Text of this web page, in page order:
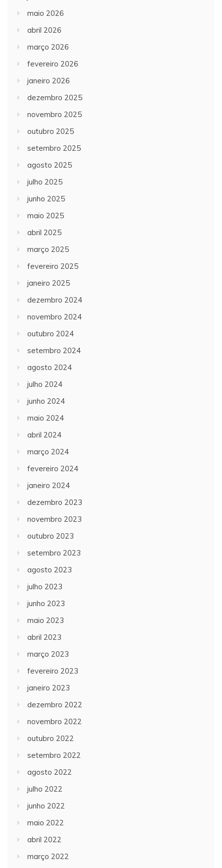
maio 2026
abril 2026
março 2026
fevereiro 2026
janeiro 2026
dezembro 2025
novembro 2025
outubro 2025
setembro 2025
agosto 2025
julho 2025
junho 2025
maio 2025
abril 2025
março 2025
fevereiro 2025
janeiro 2025
dezembro 2024
novembro 2024
outubro 2024
setembro 2024
agosto 2024
julho 2024
junho 2024
maio 2024
abril 2024
março 2024
fevereiro 2024
janeiro 2024
dezembro 2023
novembro 2023
outubro 2023
setembro 2023
agosto 2023
julho 2023
junho 2023
maio 2023
abril 2023
março 2023
fevereiro 2023
janeiro 2023
dezembro 2022
novembro 2022
outubro 2022
setembro 2022
agosto 2022
julho 2022
junho 2022
maio 2022
abril 2022
março 2022